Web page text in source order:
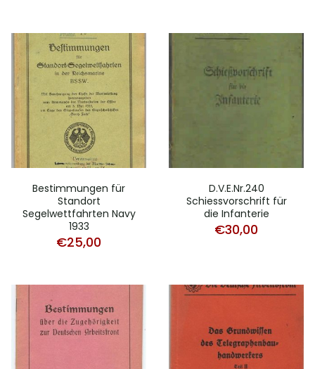
Bestimmungen für
Standort
Segelwettfahrten Navy
1933
€25,00
D.V.E.Nr.240
Schiessvorschrift für
die Infanterie
€30,00